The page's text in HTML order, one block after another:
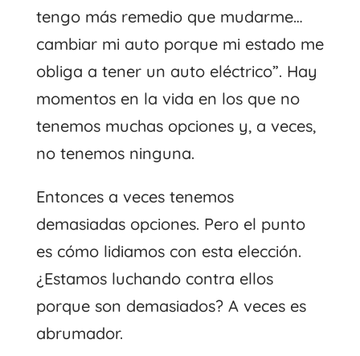
tengo más remedio que mudarme…
cambiar mi auto porque mi estado me
obliga a tener un auto eléctrico”. Hay
momentos en la vida en los que no
tenemos muchas opciones y, a veces,
no tenemos ninguna.
Entonces a veces tenemos
demasiadas opciones. Pero el punto
es cómo lidiamos con esta elección.
¿Estamos luchando contra ellos
porque son demasiados? A veces es
abrumador.